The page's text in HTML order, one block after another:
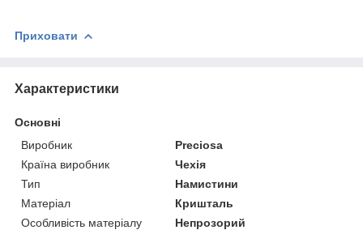
Приховати
Характеристики
Основні
Виробник
Preciosa
Країна виробник
Чехія
Тип
Намистини
Матеріал
Кришталь
Особливість матеріалу
Непрозорий